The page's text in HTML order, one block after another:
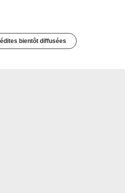
bientôt diffusées